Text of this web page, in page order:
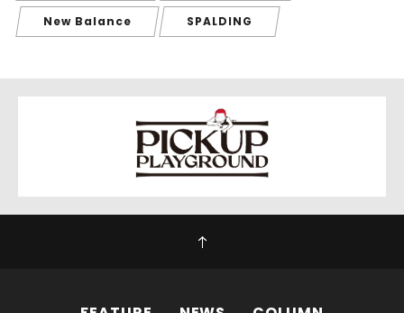
New Balance SPALDING